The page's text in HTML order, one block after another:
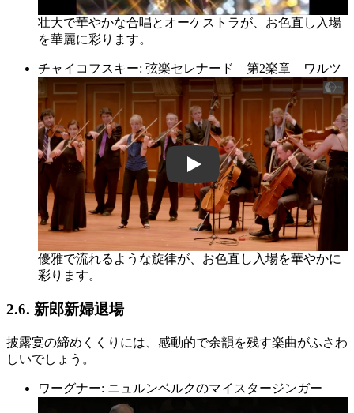
壮大で華やかな合唱とオーケストラが、お色直し入場
を華麗に彩ります。
チャイコフスキー: 弦楽セレナード 第2楽章 ワルツ
aPHn1DMa2xc
優雅で流れるような旋律が、お色直し入場を華やかに
彩ります。
2.6. 新郎新婦退場
披露宴の締めくくりには、感動的で余韻を残す楽曲がふさわ
しいでしょう。
ワーグナー: ニュルンベルクのマイスタージンガー